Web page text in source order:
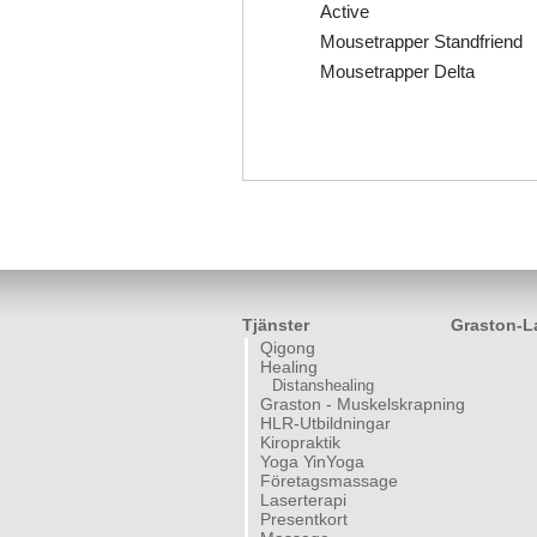
Active
Mousetrapper Standfriend
Mousetrapper Delta
Tjänster
Qigong
Healing
Distanshealing
Graston - Muskelskrapning
HLR-Utbildningar
Kiropraktik
Yoga YinYoga
Företagsmassage
Laserterapi
Presentkort
Graston-